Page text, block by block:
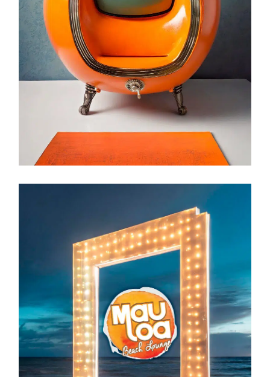
BRANDING
CREACIÓN DE PERSONAJE
DISEÑO WEB ILUSTRACIÓN
LA HORA DEL
SALMÓN
BRANDING DIRECCIÓN DE ARTE